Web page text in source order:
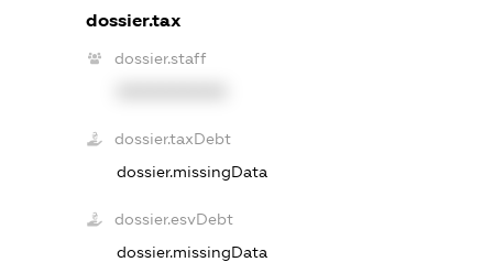
dossier.tax
dossier.staff
dossier.taxDebt
dossier.missingData
dossier.esvDebt
dossier.missingData